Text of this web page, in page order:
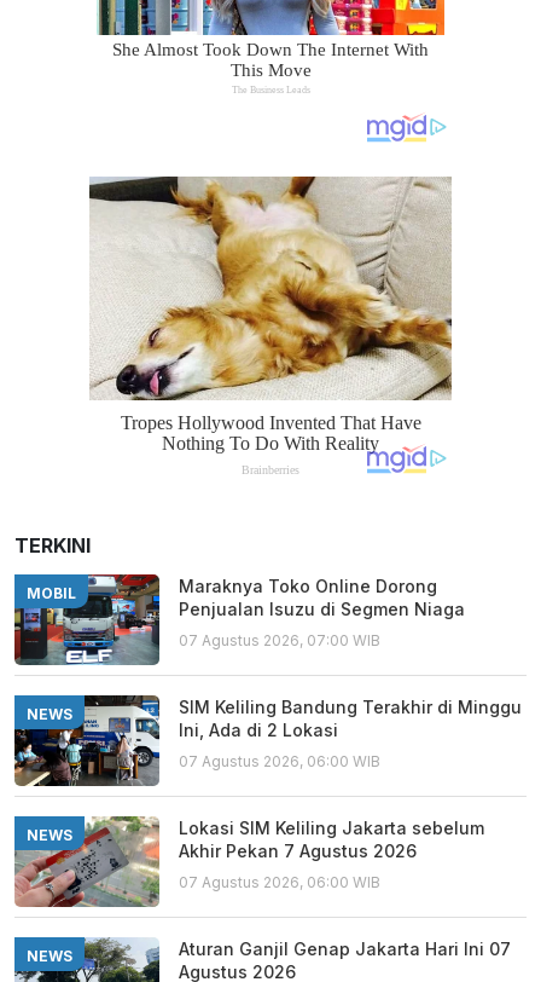
TERKINI
MOBIL
Maraknya Toko Online Dorong
Penjualan Isuzu di Segmen Niaga
07 Agustus 2026, 07:00 WIB
NEWS
SIM Keliling Bandung Terakhir di Minggu
Ini, Ada di 2 Lokasi
07 Agustus 2026, 06:00 WIB
NEWS
Lokasi SIM Keliling Jakarta sebelum
Akhir Pekan 7 Agustus 2026
07 Agustus 2026, 06:00 WIB
NEWS
Aturan Ganjil Genap Jakarta Hari Ini 07
Agustus 2026